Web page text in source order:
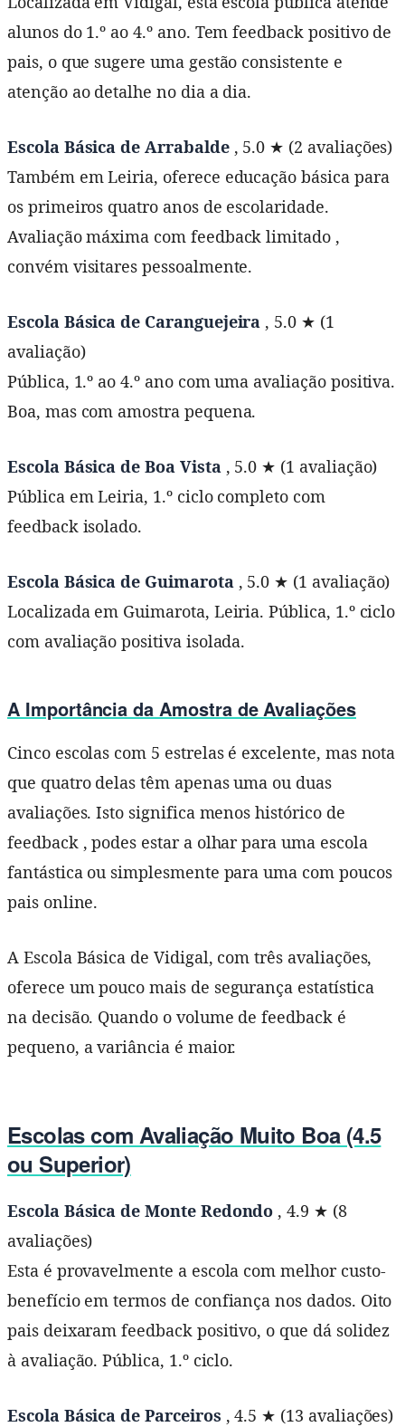
alunos do 1.º ao 4.º ano. Tem feedback positivo de
pais, o que sugere uma gestão consistente e
atenção ao detalhe no dia a dia.
Escola Básica de Arrabalde, 5.0 ★ (2 avaliações)
Também em Leiria, oferece educação básica para
os primeiros quatro anos de escolaridade.
Avaliação máxima com feedback limitado ,
convém visitares pessoalmente.
Escola Básica de Caranguejeira , 5.0 ★ (1
avaliação)
Pública, 1.º ao 4.º ano com uma avaliação positiva.
Boa, mas com amostra pequena.
Escola Básica de Boa Vista , 5.0 ★ (1 avaliação)
Pública em Leiria, 1.º ciclo completo com
feedback isolado.
Escola Básica de Guimarota , 5.0 ★ (1 avaliação)
Localizada em Guimarota, Leiria. Pública, 1.º ciclo
com avaliação positiva isolada.
A Importância da Amostra de Avaliações
Cinco escolas com 5 estrelas é excelente, mas nota
que quatro delas têm apenas uma ou duas
avaliações. Isto significa menos histórico de
feedback , podes estar a olhar para uma escola
fantástica ou simplesmente para uma com poucos
pais online.
A Escola Básica de Vidigal, com três avaliações,
oferece um pouco mais de segurança estatística
na decisão. Quando o volume de feedback é
pequeno, a variância é maior.
Escolas com Avaliação Muito Boa (4.5
ou Superior)
Escola Básica de Monte Redondo , 4.9 ★ (8
avaliações)
Esta é provavelmente a escola com melhor custo-
benefício em termos de confiança nos dados. Oito
pais deixaram feedback positivo, o que dá solidez
à avaliação. Pública, 1.º ciclo.
Escola Básica de Parceiros , 4.5 ★ (13 avaliações)